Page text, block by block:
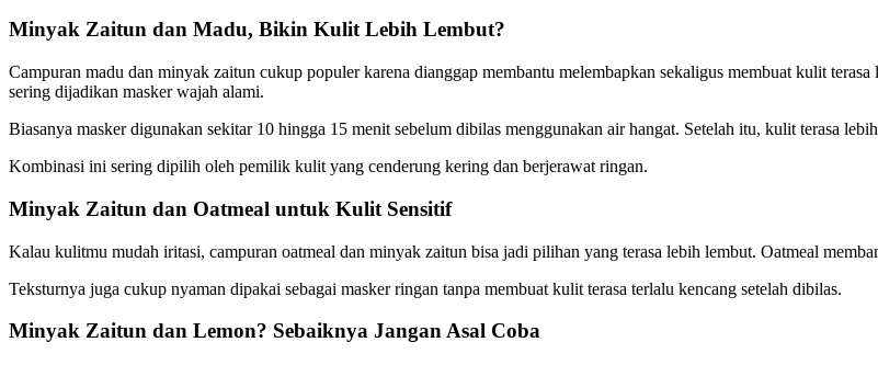
Minyak Zaitun dan Madu, Bikin Kulit Lebih Lembut?
Campuran madu dan minyak zaitun cukup populer karena dianggap membantu melembapkan sekaligus membuat kulit
sering dijadikan masker wajah alami.
Biasanya masker digunakan sekitar 10 hingga 15 menit sebelum dibilas menggunakan air hangat. Setelah itu, kulit terasa
Kombinasi ini sering dipilih oleh pemilik kulit yang cenderung kering dan berjerawat ringan.
Minyak Zaitun dan Oatmeal untuk Kulit Sensitif
Kalau kulitmu mudah iritasi, campuran oatmeal dan minyak zaitun bisa jadi pilihan yang terasa lebih lembut. Oatmeal
Teksturnya juga cukup nyaman dipakai sebagai masker ringan tanpa membuat kulit terasa terlalu kencang setelah dibilas.
Minyak Zaitun dan Lemon? Sebaiknya Jangan Asal Coba